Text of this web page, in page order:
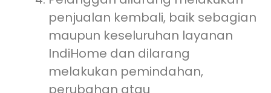
penjualan kembali, baik sebagian
maupun keseluruhan layanan
IndiHome dan dilarang
melakukan pemindahan,
perubahan atau